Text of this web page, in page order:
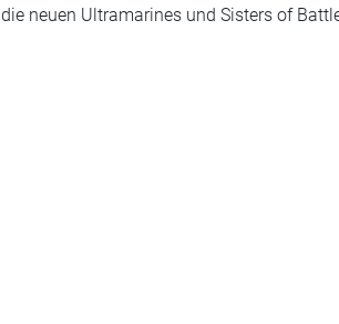
neuen Ultramarines und Sisters of